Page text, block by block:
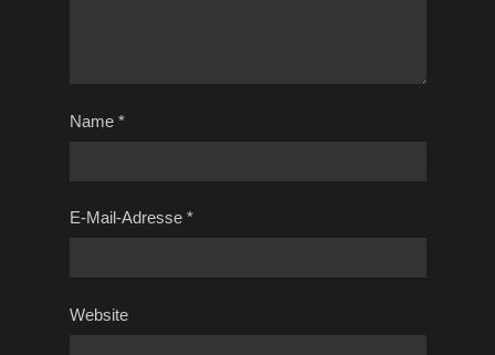
Name *
E-Mail-Adresse *
Website